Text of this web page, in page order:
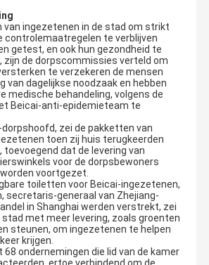
van de Oliedruk
olietemperatuur
watertemperatuur
van de luchtbrandstof
maat
van ingezetenen in de stad om strikt
controlemaatregelen te verblijven
getest, en ook hun gezondheid te
zijn de dorpscommissies verteld om
te verzekeren de mensen
van dagelijkse noodzaak en hebben
medische behandeling, volgens de
Beicai-anti-epidemieteam te
dorpshoofd, zei de pakketten van
toen zij huis terugkeerden
dat de levering van
voor de dorpsbewoners
voortgezet.
toiletten voor Beicai-ingezetenen,
secretaris-generaal van Zhejiang-
in Shanghai werden verstrekt, zei
met meer levering, zoals groenten
steunen, om ingezetenen te helpen
krijgen.
68 ondernemingen die lid van de kamer